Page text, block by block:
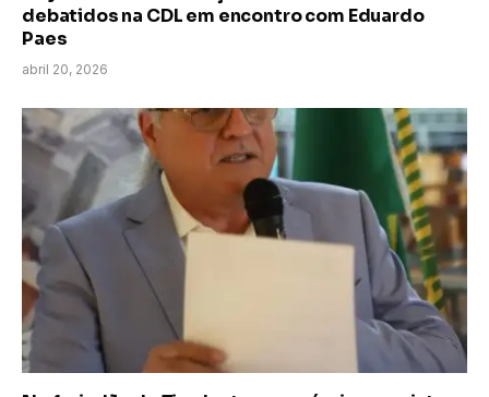
debatidos na CDL em encontro com Eduardo
Paes
abril 20, 2026